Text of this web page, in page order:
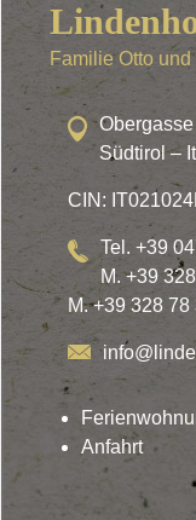
Familie Otto
Südtirol –
CIN:
Tel. +39
M. +39
M. +39 328 78
Anfahrt